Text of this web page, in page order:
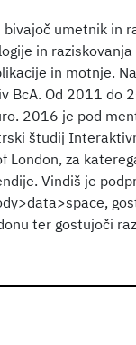
umetnik in
in
in motnje.
BcA. Od 2011 do
2016 je pod
študij
London, za
Vindiš je
ter gostujoči